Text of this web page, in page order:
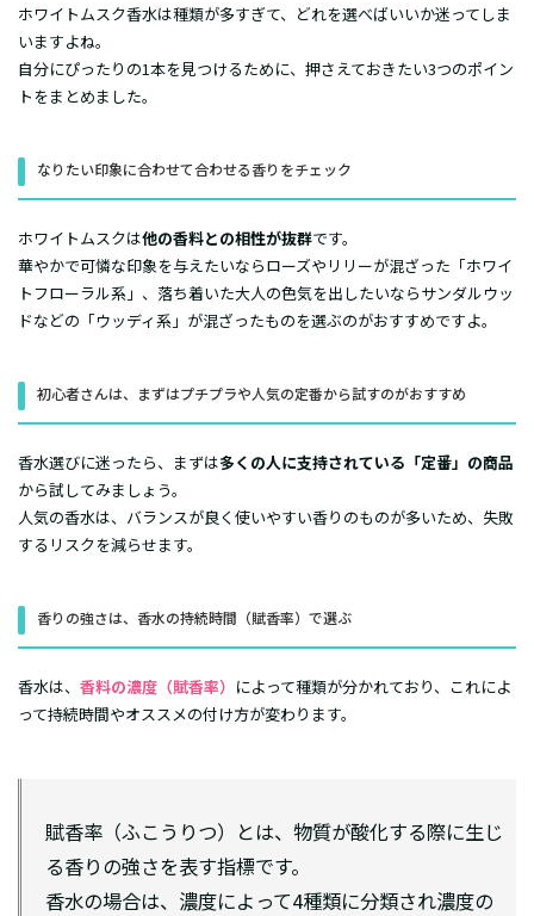
ホワイトムスク香水は種類が多すぎて、どれを選べばいいか迷ってしま
いますよね。
自分にぴったりの1本を見つけるために、押さえておきたい3つのポイン
トをまとめました。
なりたい印象に合わせて合わせる香りをチェック
ホワイトムスクは他の香料との相性が抜群です。
華やかで可憐な印象を与えたいならローズやリリーが混ざった「ホワイ
トフローラル系」、落ち着いた大人の色気を出したいならサンダルウッ
ドなどの「ウッディ系」が混ざったものを選ぶのがおすすめですよ。
初心者さんは、まずはプチプラや人気の定番から試すのがおすすめ
香水選びに迷ったら、まずは多くの人に支持されている「定番」の商品
から試してみましょう。
人気の香水は、バランスが良く使いやすい香りのものが多いため、失敗
するリスクを減らせます。
香りの強さは、香水の持続時間（賦香率）で選ぶ
香水は、 香料の濃度（賦香率） によって種類が分かれており、これによ
って持続時間やオススメの付け方が変わります。
賦香率（ふこうりつ）とは、物質が酸化する際に生じ
る香りの強さを表す指標です。
香水の場合は、濃度によって4種類に分類され濃度の